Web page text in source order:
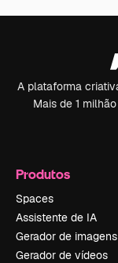
A plataforma
Mais de 1
Produtos
Spaces
Assistente de IA
Gerador de imagens
Gerador de vídeos